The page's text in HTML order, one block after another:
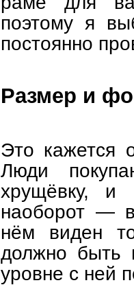
поэтому я
постоянно
Размер и
Это кажется
Люди
хрущёвку, и
наоборот —
нём виден
должно быть
уровне с ней